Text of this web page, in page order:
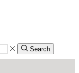
Search